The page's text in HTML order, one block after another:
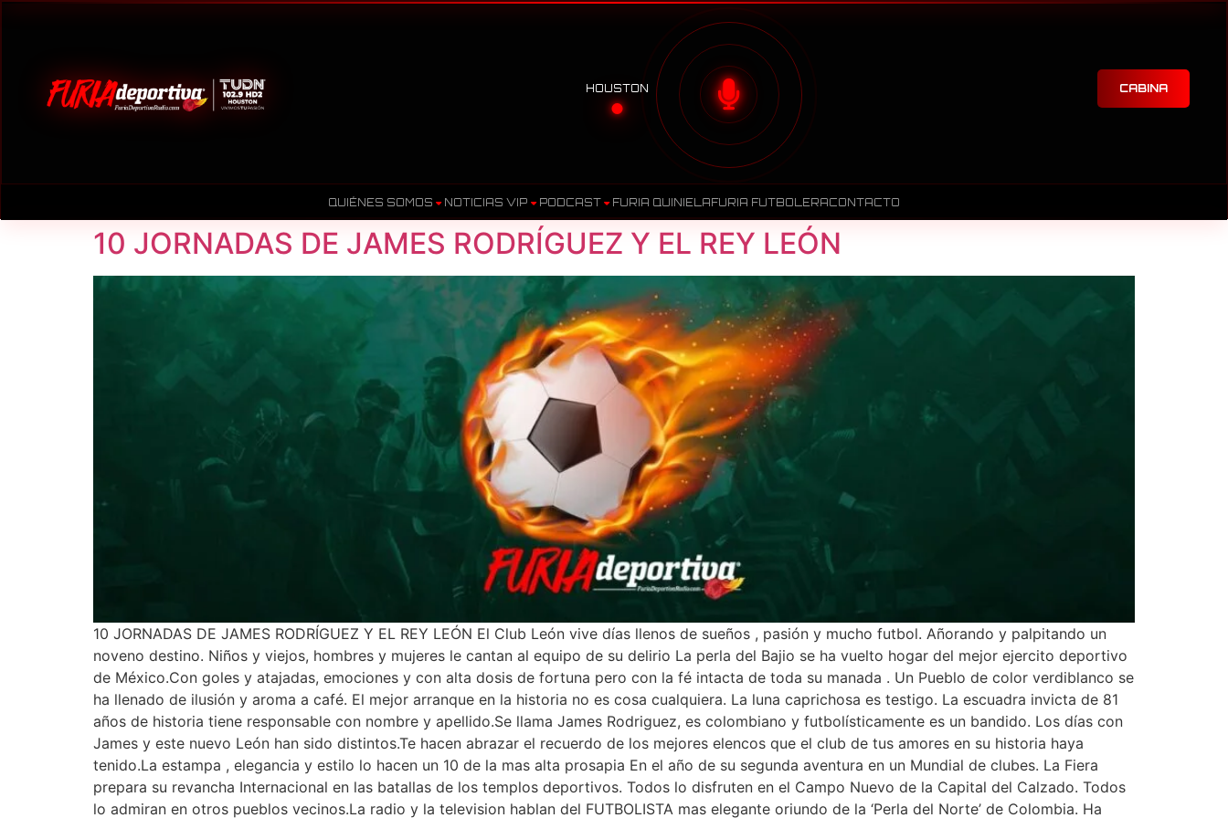
HOUSTON CABINA
QUIÉNES SOMOS NOTICIAS VIP PODCAST FURIA QUINIELAFURIA FUTBOLERACONTACTO
10 JORNADAS DE JAMES RODRÍGUEZ Y EL REY LEÓN
10 JORNADAS DE JAMES RODRÍGUEZ Y EL REY LEÓN El Club León vive días llenos de sueños , pasión y mucho futbol. Añorando y palpitando un
noveno destino. Niños y viejos, hombres y mujeres le cantan al equipo de su delirio La perla del Bajio se ha vuelto hogar del mejor ejercito deportivo
de México.Con goles y atajadas, emociones y con alta dosis de fortuna pero con la fé intacta de toda su manada . Un Pueblo de color verdiblanco se
ha llenado de ilusión y aroma a café. El mejor arranque en la historia no es cosa cualquiera. La luna caprichosa es testigo. La escuadra invicta de 81
años de historia tiene responsable con nombre y apellido.Se llama James Rodriguez, es colombiano y futbolísticamente es un bandido. Los días con
James y este nuevo León han sido distintos.Te hacen abrazar el recuerdo de los mejores elencos que el club de tus amores en su historia haya
tenido.La estampa , elegancia y estilo lo hacen un 10 de la mas alta prosapia En el año de su segunda aventura en un Mundial de clubes. La Fiera
prepara su revancha Internacional en las batallas de los templos deportivos. Todos lo disfruten en el Campo Nuevo de la Capital del Calzado. Todos
lo admiran en otros pueblos vecinos.La radio y la television hablan del FUTBOLISTA mas elegante oriundo de la ‘Perla del Norte’ de Colombia. Ha